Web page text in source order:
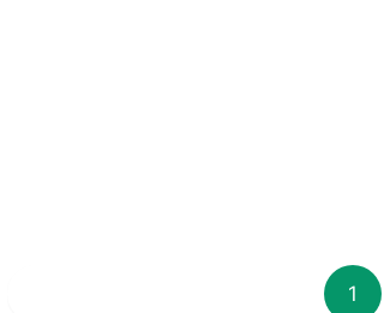
1